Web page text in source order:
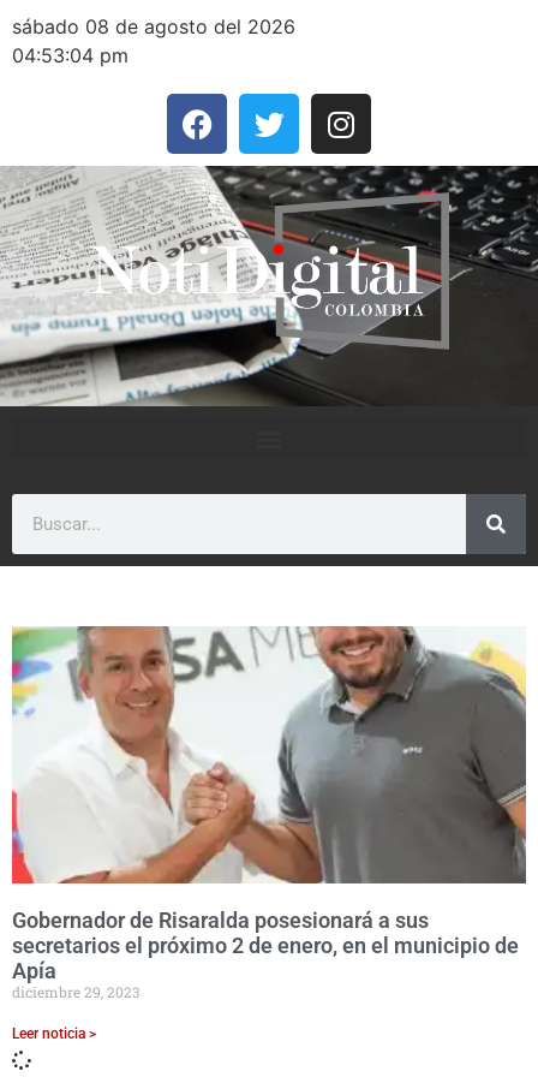
sábado 08 de agosto del 2026
04:53:04 pm
Gobernador de Risaralda posesionará a sus
secretarios el próximo 2 de enero, en el municipio de
Apía
diciembre 29, 2023
Leer noticia >